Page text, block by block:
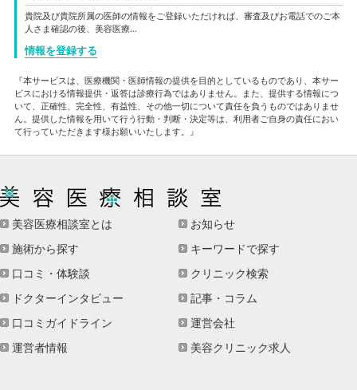
貴院及び貴院所属の医師の情報をご登録いただければ、審査及びお電話でのご本
人さま確認の後、美容医療…
情報を登録する
『本サービスは、医療機関・医師情報の提供を目的としているものであり、本サー
ビスにおける情報提供・返答は診療行為ではありません。また、提供する情報につ
いて、正確性、完全性、有益性、その他一切について責任を負うものではありませ
ん。提供した情報を用いて行う行動・判断・決定等は、利用者ご自身の責任におい
て行っていただきます様お願いいたします。』
美容医療相談室とは
お知らせ
施術から探す
キーワードで探す
口コミ・体験談
クリニック検索
ドクターインタビュー
記事・コラム
口コミガイドライン
運営会社
運営者情報
美容クリニック求人